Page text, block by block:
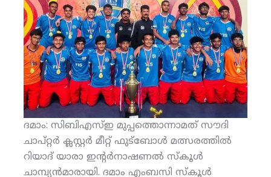
ദമാം: സിബിഎസ്ഇ മുപ്പത്തൊന്നാമത് സൗദി
ചാപ്റ്റര്‍ ക്ലസ്റ്റര്‍ മീറ്റ് ഫുട്‌ബോള്‍ മത്സരത്തില്‍
റിയാദ് യാരാ ഇന്റര്‍നാഷണല്‍ സ്‌കൂള്‍
ചാമ്പ്യന്‍മാരായി. ദമാം എംബസി സ്‌കൂള്‍